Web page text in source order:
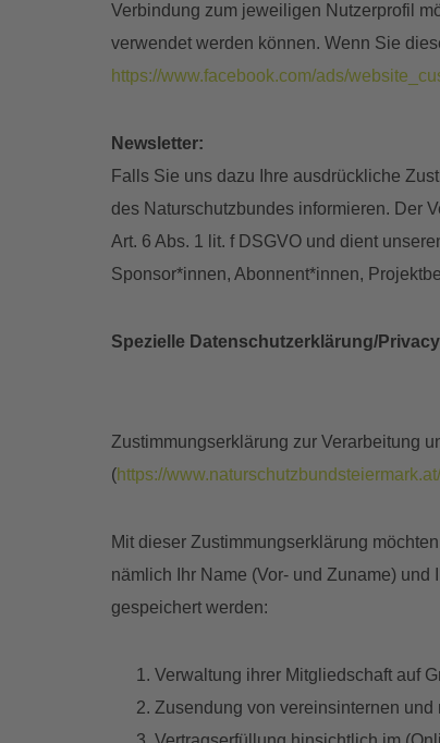
Verbindung zum jeweiligen Nutzerprofil
verwendet werden können. Wenn Sie
https://www.facebook.com/ads/
Newsletter:
Falls Sie uns dazu Ihre ausdrückliche
des Naturschutzbundes informieren. Der
Art. 6 Abs. 1 lit. f DSGVO und dient
Sponsor*innen, Abonnent*innen,
Spezielle Datenschutzerklärung/
Zustimmungserklärung zur Verarbeitung
(https://
Mit dieser Zustimmungserklärung
nämlich Ihr Name (Vor- und Zuname)
gespeichert werden:
Verwaltung ihrer Mitgliedschaft auf
Zusendung von vereinsinternen und